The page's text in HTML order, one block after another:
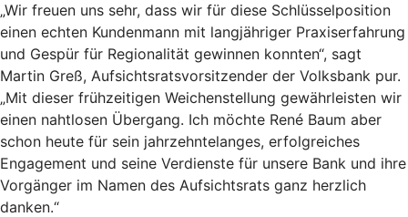
„Wir freuen uns sehr, dass wir für diese Schlüsselposition
einen echten Kundenmann mit langjähriger Praxiserfahrung
und Gespür für Regionalität gewinnen konnten“, sagt
Martin Greß, Aufsichtsratsvorsitzender der Volksbank pur.
„Mit dieser frühzeitigen Weichenstellung gewährleisten wir
einen nahtlosen Übergang. Ich möchte René Baum aber
schon heute für sein jahrzehntelanges, erfolgreiches
Engagement und seine Verdienste für unsere Bank und ihre
Vorgänger im Namen des Aufsichtsrats ganz herzlich
danken.“